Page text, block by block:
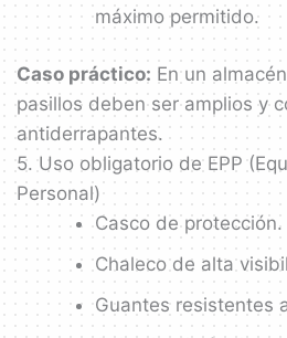
máximo permitido.
Caso práctico: En un
pasillos deben ser amplios y
antiderrapantes.
5. Uso obligatorio de EPP
Personal)
Casco de protección.
Chaleco de alta
Guantes resistentes